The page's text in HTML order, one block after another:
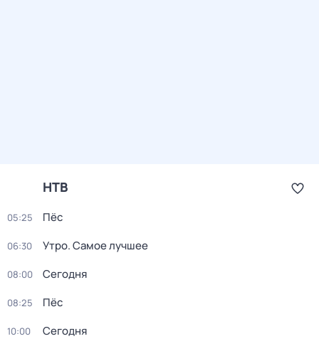
НТВ
05:25 Пёс
06:30 Утро. Самое лучшее
08:00 Сегодня
08:25 Пёс
10:00 Сегодня